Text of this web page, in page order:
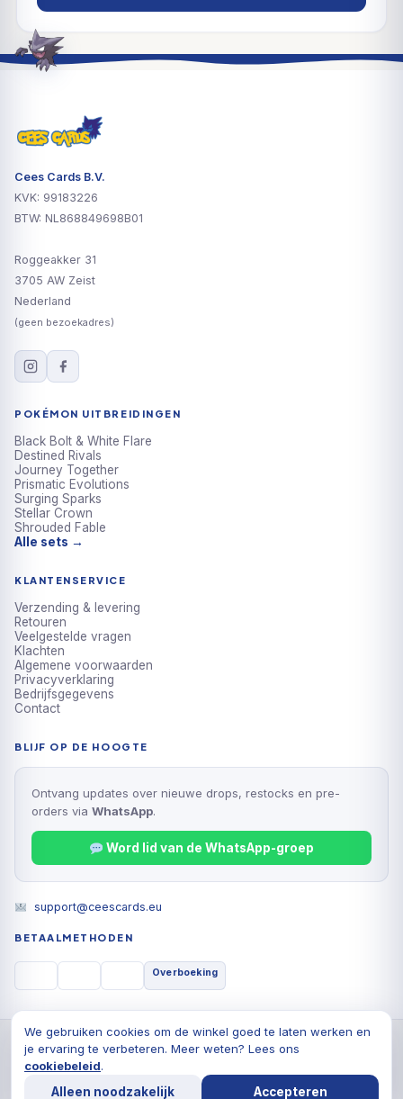
Cees Cards B.V.
KVK: 99183226
BTW: NL868849698B01
Roggeakker 31
3705 AW Zeist
Nederland
(geen bezoekadres)
POKÉMON UITBREIDINGEN
Black Bolt & White Flare
Destined Rivals
Journey Together
Prismatic Evolutions
Surging Sparks
Stellar Crown
Shrouded Fable
Alle sets →
KLANTENSERVICE
Verzending & levering
Retouren
Veelgestelde vragen
Klachten
Algemene voorwaarden
Privacyverklaring
Bedrijfsgegevens
Contact
BLIJF OP DE HOOGTE
Ontvang updates over nieuwe drops, restocks en pre-
orders via WhatsApp.
Word lid van de WhatsApp-groep
support@ceescards.eu
BETAALMETHODEN
Overboeking
© 2026 Cees Cards B.V., Alle rechten voorbehouden
PrivacyverklaringAlgemene voorwaarden Cookiebeleid
We gebruiken cookies om de winkel goed te laten werken en
je ervaring te verbeteren. Meer weten? Lees ons
cookiebeleid.
Alleen noodzakelijk
Accepteren
De waardering van ceescards.eu/ bijWebwinkelKeur